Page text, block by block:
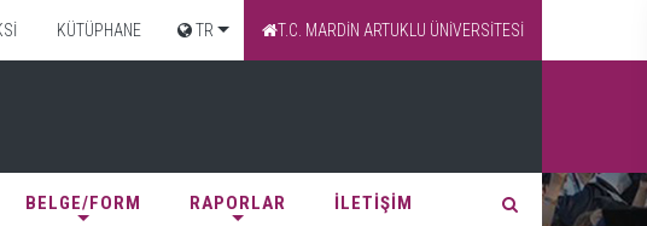
KÜTÜPHANE TR T.C. MARDİN ARTUKLU ÜNİVERSİTESİ
BELGE/FORM RAPORLAR İLETİŞİM